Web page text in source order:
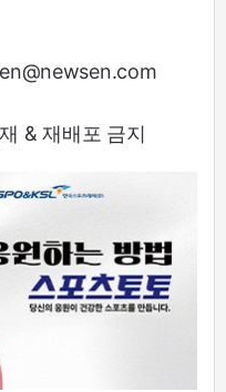
& 재배포 금지